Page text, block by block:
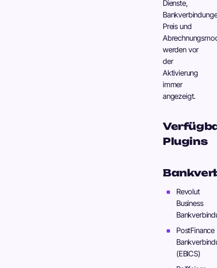
Dienste,
Preis und
werden vor
der
Aktivierung
immer
angezeigt.
Plugins
Revolut
Business
PostFinance
(EBICS)